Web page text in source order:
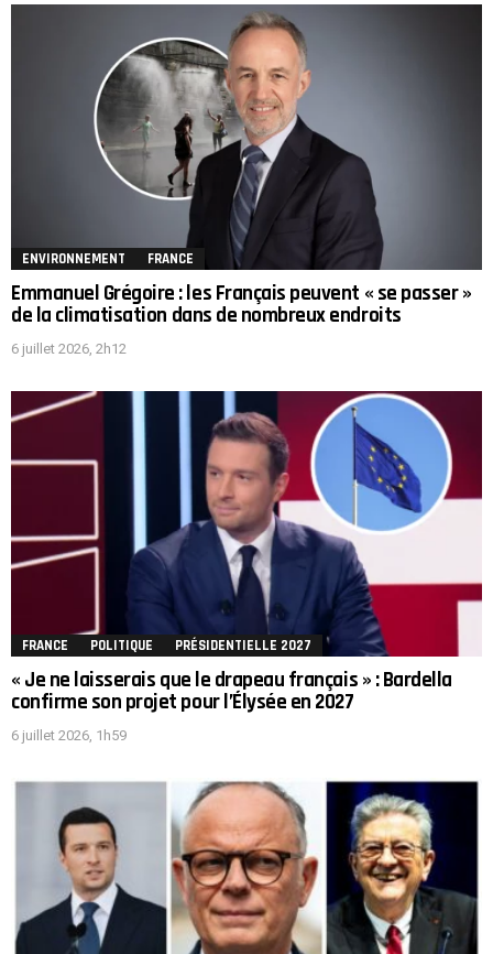
ENVIRONNEMENT FRANCE
Emmanuel Grégoire : les Français peuvent « se passer »
de la climatisation dans de nombreux endroits
6 juillet 2026, 2h12
FRANCE POLITIQUE PRÉSIDENTIELLE 2027
« Je ne laisserais que le drapeau français » : Bardella
confirme son projet pour l’Élysée en 2027
6 juillet 2026, 1h59